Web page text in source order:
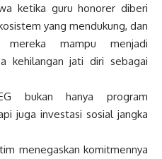
ketika guru honorer diberi
yang mendukung, dan
mampu menjadi
kehilangan jati diri sebagai
bukan hanya program
juga investasi sosial jangka
menegaskan komitmennya